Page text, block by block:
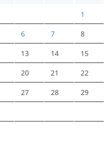
1
6 7 8
13 14 15
20 21 22
27 28 29